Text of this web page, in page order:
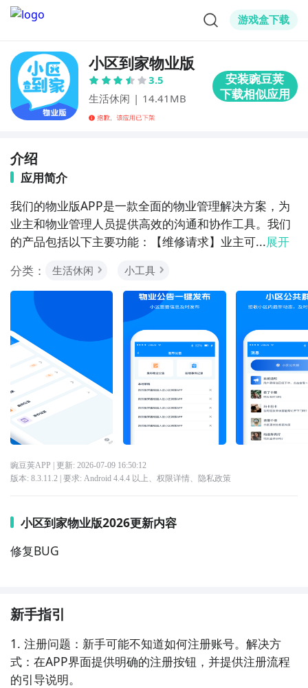
游戏盒下载
小区到家物业版
3.5
生活休闲 | 14.41MB
介绍
应用简介
我们的物业版APP是一款全面的物业管理解决方案，为
业主和物业管理人员提供高效的沟通和协作工具。我们
的产品包括以下主要功能：【维修请求】业主可...展开
分类：
生活休闲 小工具
豌豆荚APP | 更新: 2026-07-09 16:50:12
版本: 8.3.11.2| 要求: Android 4.4.4 以上、 权限详情、 隐私政策
小区到家物业版2026更新内容
修复BUG
新手指引
1. 注册问题：新手可能不知道如何注册账号。解决方
式：在APP界面提供明确的注册按钮，并提供注册流程
的引导说明。